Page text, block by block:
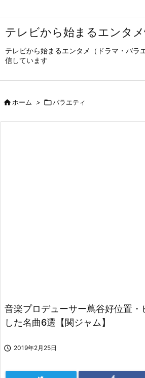
テレビから始まるエンタ
テレビから始まるエンタメ（ドラマ・バラ
信しています
ホーム > バラエティ
音楽プロデューサー蔦谷好位置・
した名曲6選【関ジャム】
 2019年2月25日